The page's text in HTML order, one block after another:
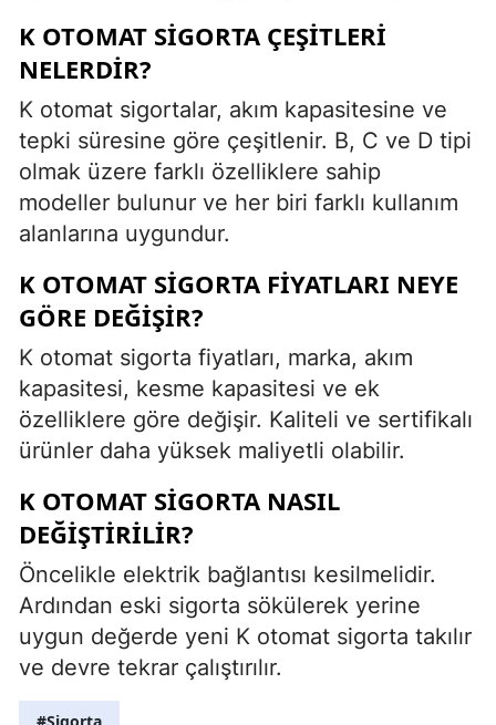
K OTOMAT SIGORTA ÇEŞITLERI
NELERDIR?
K otomat sigortalar, akım kapasitesine ve
tepki süresine göre çeşitlenir. B, C ve D tipi
olmak üzere farklı özelliklere sahip
modeller bulunur ve her biri farklı kullanım
alanlarına uygundur.
K OTOMAT SIGORTA FIYATLARI NEYE
GÖRE DEĞIŞIR?
K otomat sigorta fiyatları, marka, akım
kapasitesi, kesme kapasitesi ve ek
özelliklere göre değişir. Kaliteli ve sertifikalı
ürünler daha yüksek maliyetli olabilir.
K OTOMAT SIGORTA NASIL
DEĞIŞTIRILIR?
Öncelikle elektrik bağlantısı kesilmelidir.
Ardından eski sigorta sökülerek yerine
uygun değerde yeni K otomat sigorta takılır
ve devre tekrar çalıştırılır.